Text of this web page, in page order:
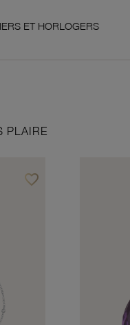
PLAIRE
favorite_borderAjouter à vos favoris